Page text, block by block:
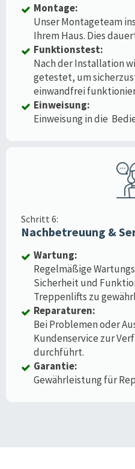
Montage:
Unser Montageteam
Ihrem Haus. Dies
Funktionstest:
Nach der Installation
getestet, um
einwandfrei
Einweisung:
Einweisung in die
Schritt 6:
Nachbetreuung &
Wartung:
Regelmäßige
Sicherheit und
Treppenlifts zu
Reparaturen:
Bei Problemen oder
Kundenservice zur
durchführt.
Garantie:
Gewährleistung für